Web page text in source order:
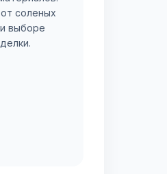
соленых
выборе